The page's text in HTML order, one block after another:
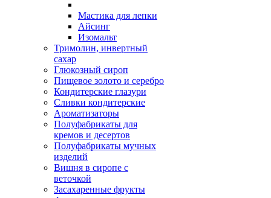
Мастика для лепки
Айсинг
Изомальт
Тримолин, инвертный
сахар
Глюкозный сироп
Пищевое золото и серебро
Кондитерские глазури
Сливки кондитерские
Ароматизаторы
Полуфабрикаты для
кремов и десертов
Полуфабрикаты мучных
изделий
Вишня в сиропе с
веточкой
Засахаренные фрукты